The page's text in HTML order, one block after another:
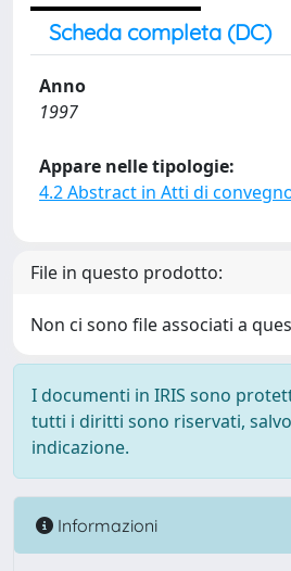
Scheda completa (DC)
Anno
1997
Appare nelle tipologie:
4.2 Abstract in Atti di
File in questo prodotto:
Non ci sono file associati a
I documenti in IRIS sono
tutti i diritti sono riservati,
indicazione.
Informazioni